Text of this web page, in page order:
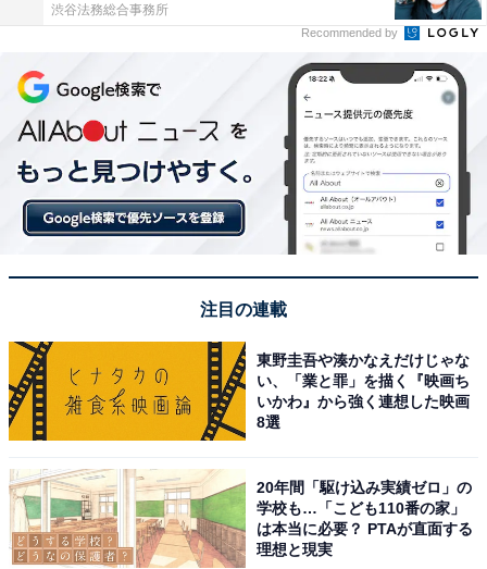
渋谷法務総合事務所
Recommended by
注目の連載
東野圭吾や湊かなえだけじゃな
い、「業と罪」を描く『映画ち
いかわ』から強く連想した映画
8選
20年間「駆け込み実績ゼロ」の
学校も…「こども110番の家」
は本当に必要？ PTAが直面する
理想と現実